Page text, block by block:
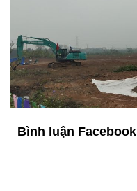
Bình luận Facebook